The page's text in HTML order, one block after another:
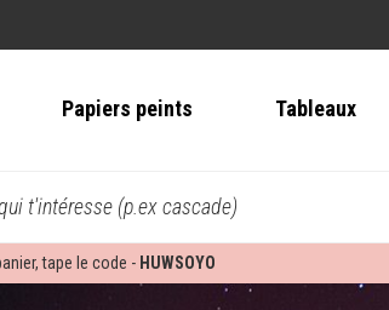
Papiers peints Tableaux
t'intéresse (p.ex cascade)
tape le code - HUWSOYO